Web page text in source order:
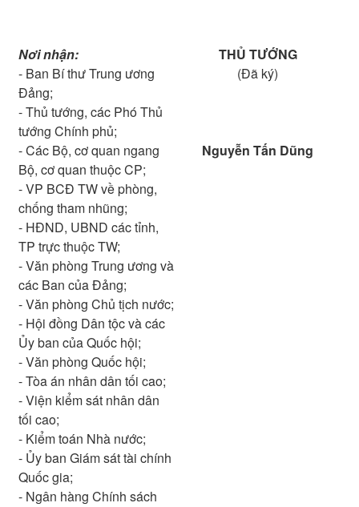
Nơi nhận:
- Ban Bí thư Trung ương
Đảng;
- Thủ tướng, các Phó Thủ
tướng Chính phủ;
- Các Bộ, cơ quan ngang
Bộ, cơ quan thuộc CP;
- VP BCĐ TW về phòng,
chống tham nhũng;
- HĐND, UBND các tỉnh,
TP trực thuộc TW;
- Văn phòng Trung ương và
các Ban của Đảng;
- Văn phòng Chủ tịch nước;
- Hội đồng Dân tộc và các
Ủy ban của Quốc hội;
- Văn phòng Quốc hội;
- Tòa án nhân dân tối cao;
- Viện kiểm sát nhân dân
tối cao;
- Kiểm toán Nhà nước;
- Ủy ban Giám sát tài chính
Quốc gia;
- Ngân hàng Chính sách
THỦ TƯỚNG
(Đã ký)
Nguyễn Tấn Dũng